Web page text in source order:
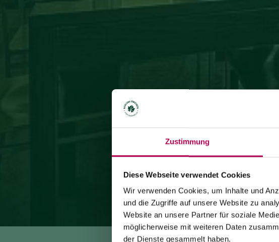
Zustimmung
Diese Webseite verwendet Cookies
Wir verwenden Cookies, um Inhalte und
und die Zugriffe auf unsere Website zu
Website an unsere Partner für soziale
möglicherweise mit weiteren Daten
der Dienste gesammelt haben.
24. Juli 2026
SEILBAHN
Die